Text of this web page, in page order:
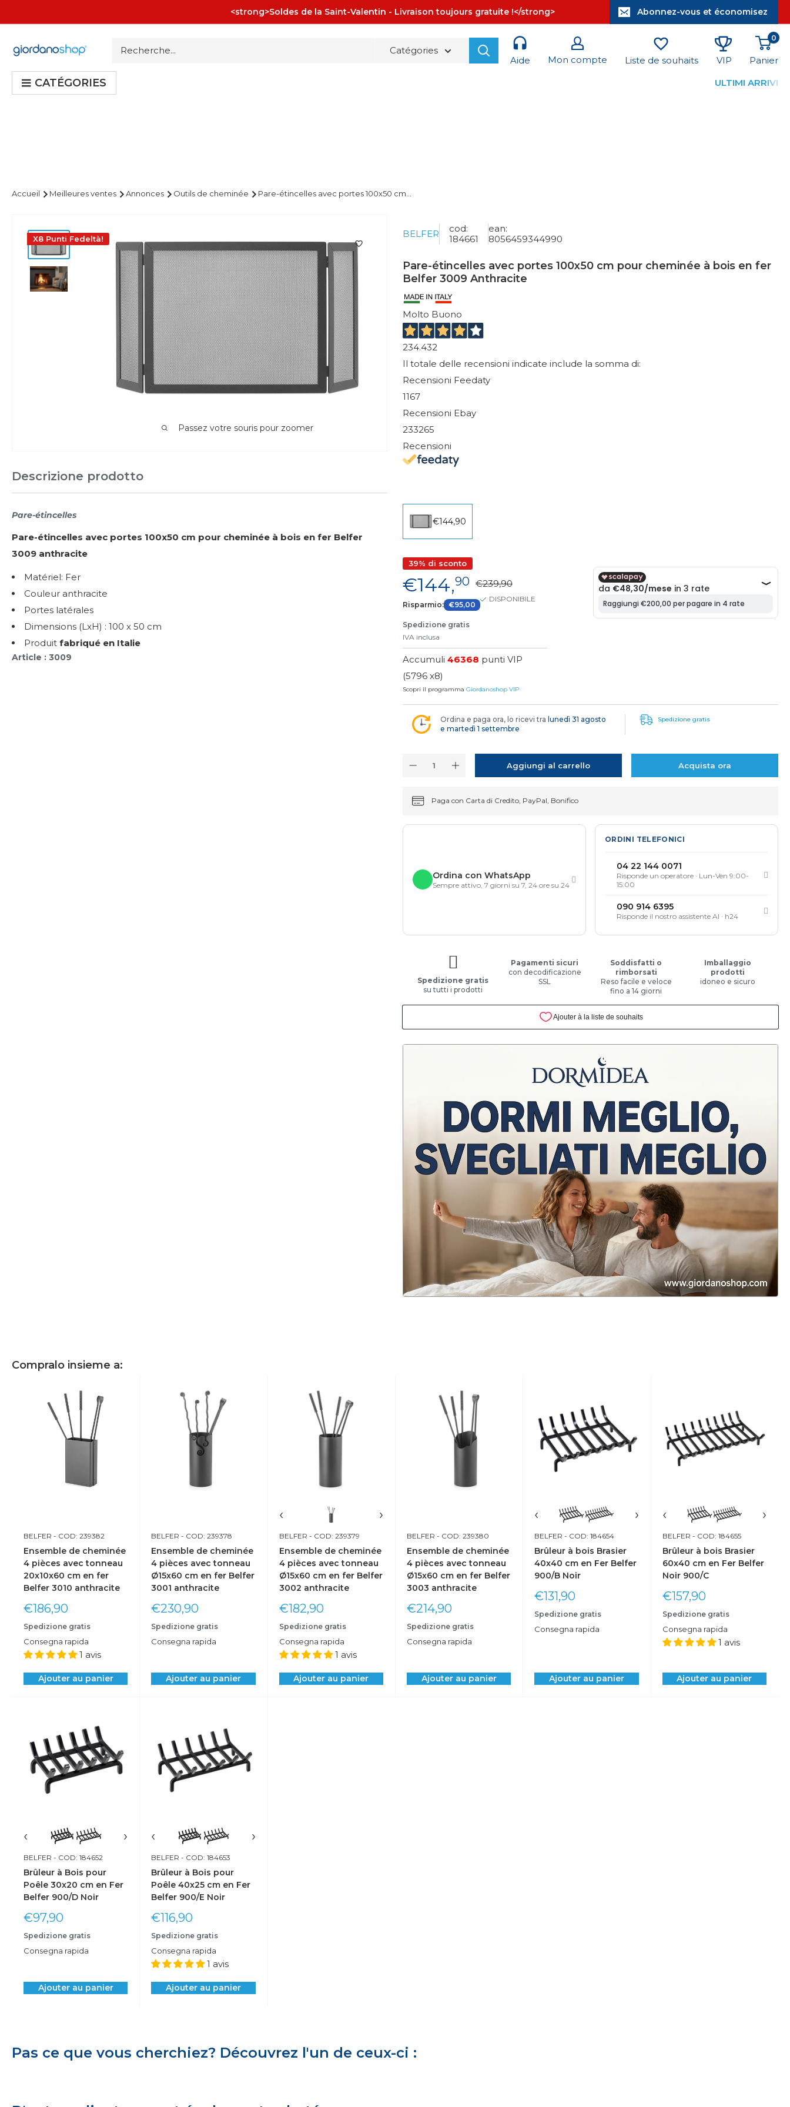
au
<strong>Soldes de la Saint-Valentin - Livraison toujours gratuite !</strong> Abonnez-vous et économisez
Giordano
Catégories
Aide
Mon compte Liste de souhaits VIP
0
Panier
CATÉGORIES ULTIMI ARRIVI
Accueil Meilleures ventes Annonces Outils de cheminée Pare-étincelles avec portes 100x50 cm...
X8 Punti Fedeltà!
Passez votre souris pour zoomer
Descrizione prodotto
Pare-étincelles
Pare-étincelles avec portes 100x50 cm pour cheminée à bois en fer Belfer
3009 anthracite
Matériel: Fer
Couleur anthracite
Portes latérales
Dimensions (LxH) : 100 x 50 cm
Produit fabriqué en Italie
Article : 3009
BELFER
cod:
184661
ean:
8056459344990
Pare-étincelles avec portes 100x50 cm pour cheminée à bois en fer
Belfer 3009 Anthracite
Molto Buono
234.432
Il totale delle recensioni indicate include la somma di:
Recensioni Feedaty
1167
Recensioni Ebay
233265
Recensioni
€144,90
39% di sconto
€144,90 €239,90
Risparmio: €95,00
DISPONIBILE
Spedizione gratis
IVA inclusa
Accumuli46368 punti VIP
(5796 x8)
Scopri il programmaGiordanoshop VIP
Ordina e paga ora, lo ricevi tra lunedì 31 agosto
e martedì 1 settembre
Spedizione gratis
Aggiungi al carrello Acquista ora
Paga con Carta di Credito, PayPal, Bonifico
Ordina con WhatsApp
Sempre attivo, 7 giorni su 7, 24 ore su 24
ORDINI TELEFONICI
04 22 144 0071
Risponde un operatore · Lun-Ven 9:00-
15:00
090 914 6395
Risponde il nostro assistente AI · h24
Spedizione gratis
su tutti i prodotti
Pagamenti sicuri
con decodificazione
SSL
Soddisfatti o
rimborsati
Reso facile e veloce
fino a 14 giorni
Imballaggio
prodotti
idoneo e sicuro
Compralo insieme a:
BELFER - COD: 239382
Ensemble de cheminée
4 pièces avec tonneau
20x10x60 cm en fer
Belfer 3010 anthracite
Prix
réduit
€186,90
Spedizione gratis
Consegna rapida
1 avis
Ajouter au panier
BELFER - COD: 239378
Ensemble de cheminée
4 pièces avec tonneau
Ø15x60 cm en fer Belfer
3001 anthracite
Prix
réduit
€230,90
Spedizione gratis
Consegna rapida
Ajouter au panier
‹ ›
BELFER - COD: 239379
Ensemble de cheminée
4 pièces avec tonneau
Ø15x60 cm en fer Belfer
3002 anthracite
Prix
réduit
€182,90
Spedizione gratis
Consegna rapida
1 avis
Ajouter au panier
BELFER - COD: 239380
Ensemble de cheminée
4 pièces avec tonneau
Ø15x60 cm en fer Belfer
3003 anthracite
Prix
réduit
€214,90
Spedizione gratis
Consegna rapida
Ajouter au panier
‹ ›
BELFER - COD: 184654
Brûleur à bois Brasier
40x40 cm en Fer Belfer
900/B Noir
Prix
réduit
€131,90
Spedizione gratis
Consegna rapida
Ajouter au panier
‹ ›
BELFER - COD: 184655
Brûleur à bois Brasier
60x40 cm en Fer Belfer
Noir 900/C
Prix
réduit
€157,90
Spedizione gratis
Consegna rapida
1 avis
Ajouter au panier
‹ ›
BELFER - COD: 184652
Brûleur à Bois pour
Poêle 30x20 cm en Fer
Belfer 900/D Noir
Prix
réduit
€97,90
Spedizione gratis
Consegna rapida
Ajouter au panier
‹ ›
BELFER - COD: 184653
Brûleur à Bois pour
Poêle 40x25 cm en Fer
Belfer 900/E Noir
Prix
réduit
€116,90
Spedizione gratis
Consegna rapida
1 avis
Ajouter au panier
Pas ce que vous cherchiez? Découvrez l'un de ceux-ci :